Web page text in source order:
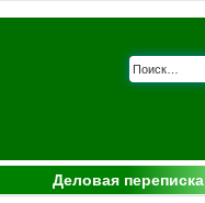
Деловая переписка